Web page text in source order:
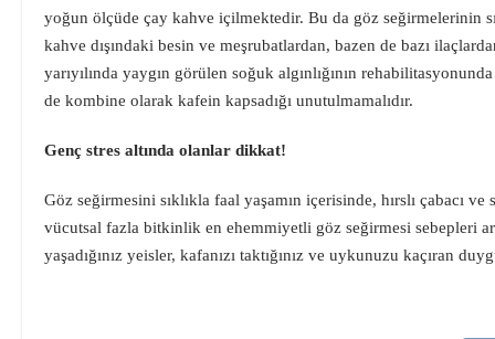
yoğun ölçüde çay kahve içilmektedir. Bu da göz seğirmelerinin
kahve dışındaki besin ve meşrubatlardan, bazen de bazı
yarıyılında yaygın görülen soğuk algınlığının
de kombine olarak kafein kapsadığı unutulmamalıdır.
Genç stres altında olanlar dikkat!
Göz seğirmesini sıklıkla faal yaşamın içerisinde, hırslı çabacı
vücutsal fazla bitkinlik en ehemmiyetli göz seğirmesi sebepleri
yaşadığınız yeisler, kafanızı taktığınız ve uykunuzu kaçıran